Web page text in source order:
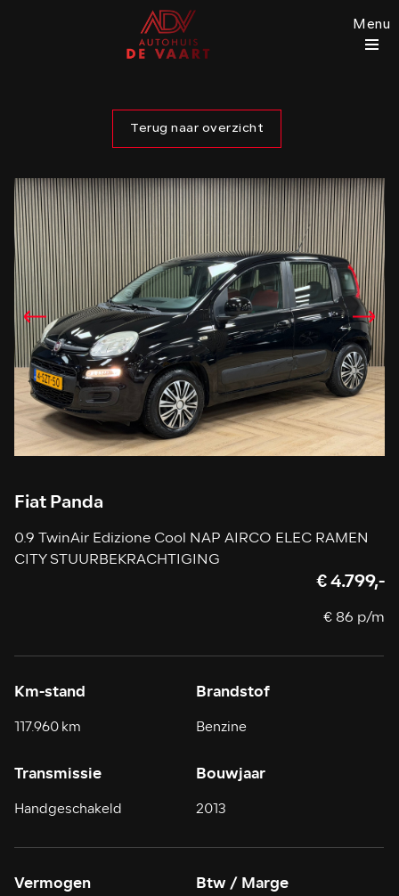
Menu
Terug naar overzicht
Fiat Panda
0.9 TwinAir Edizione Cool NAP AIRCO ELEC RAMEN
CITY STUURBEKRACHTIGING
€ 4.799,-
€ 86 p/m
Km-stand
117.960 km
Brandstof
Benzine
Transmissie
Handgeschakeld
Bouwjaar
2013
Vermogen Btw / Marge